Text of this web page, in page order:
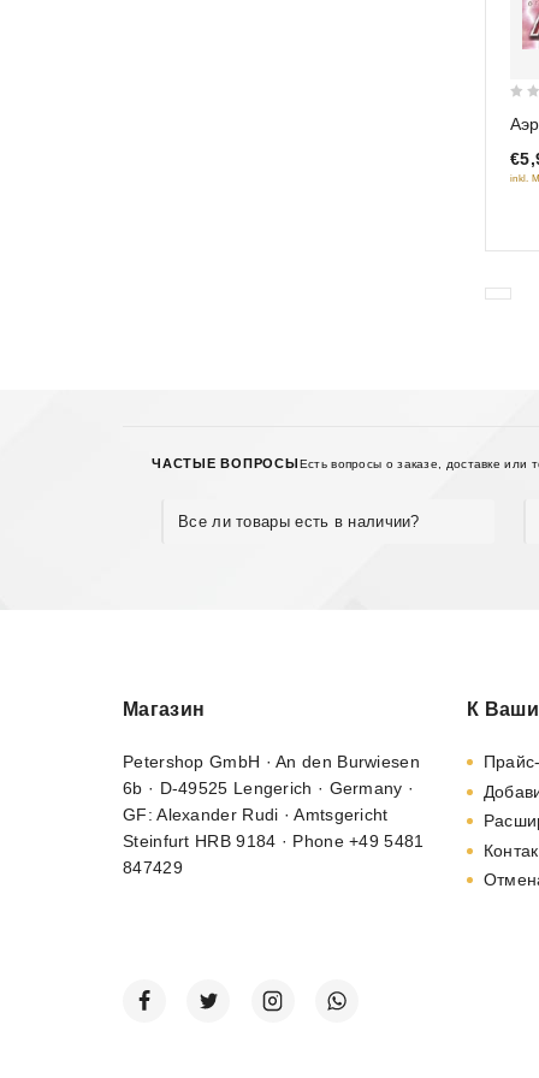
out
of
5
inkl.
ЧАСТЫЕ ВОПРОСЫЕсть вопросы о заказе, доставке или
Все ли товары есть в наличии?
Магазин
Petershop GmbH · An den Burwiesen
6b · D-49525 Lengerich · Germany ·
GF: Alexander Rudi · Amtsgericht
Steinfurt HRB 9184 · Phone +49 5481
847429
К